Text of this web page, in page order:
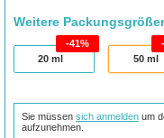
Weitere
20 ml
41%
50ml
Sie müssensich anmelden um
aufzunehmen.